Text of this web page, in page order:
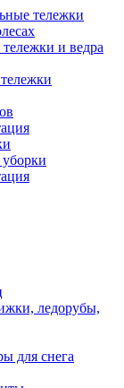
тележки
и ведра
ледорубы,
для снега